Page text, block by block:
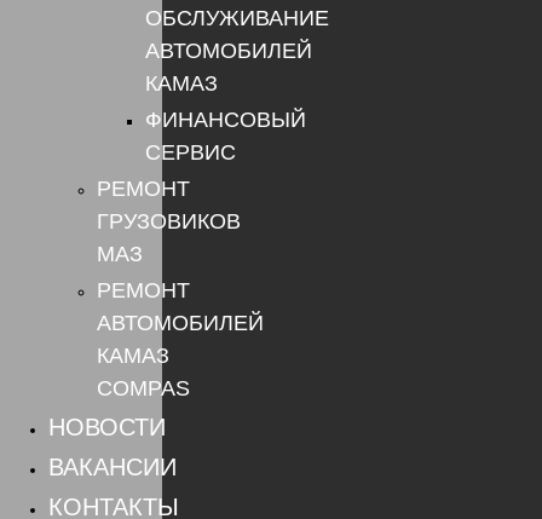
ОБСЛУЖИВАНИЕ
АВТОМОБИЛЕЙ
КАМАЗ
ФИНАНСОВЫЙ
СЕРВИС
РЕМОНТ
ГРУЗОВИКОВ
МАЗ
РЕМОНТ
АВТОМОБИЛЕЙ
КАМАЗ
COMPAS
НОВОСТИ
ВАКАНСИИ
КОНТАКТЫ